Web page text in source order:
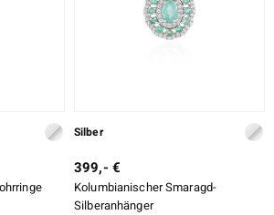
Silber
399,- €
Kolumbianischer Smaragd-
Silberanhänger